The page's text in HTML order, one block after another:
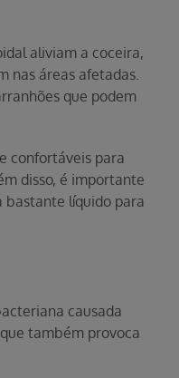
aliviam a coceira,
nas áreas afetadas.
que podem
confortáveis para
disso, é importante
bastante líquido para
causada
também provoca